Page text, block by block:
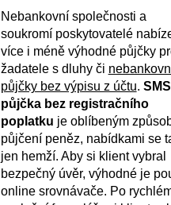
Nebankovní společnosti a
soukromí poskytovatelé
více i méně výhodné půjčky
žadatele s dluhy či
půjčky bez výpisu z účtu. SMS
půjčka bez registračního
poplatku je oblíbeným
půjčení peněz, nabídkami se
jen hemží. Aby si klient vybral
bezpečný úvěr, výhodné je
online srovnávače. Po